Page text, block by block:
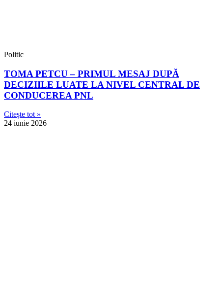
Politic
TOMA PETCU – PRIMUL MESAJ DUPĂ
DECIZIILE LUATE LA NIVEL CENTRAL DE
CONDUCEREA PNL
Citește tot »
24 iunie 2026